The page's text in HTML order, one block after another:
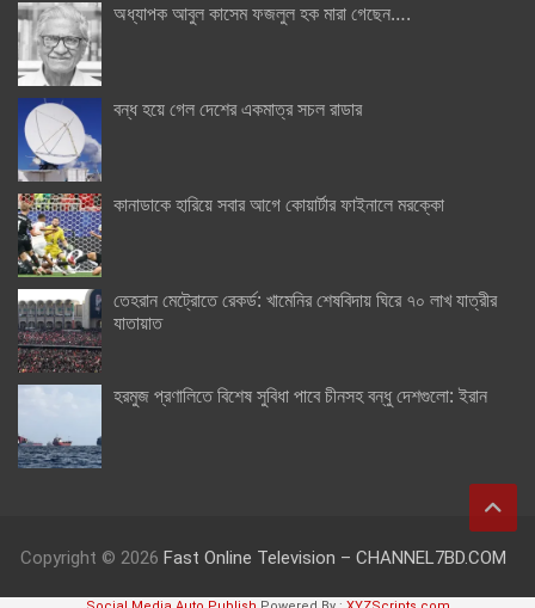
অধ্যাপক আবুল কাসেম ফজলুল হক মারা গেছেন….
বন্ধ হয়ে গেল দেশের একমাত্র সচল রাডার
কানাডাকে হারিয়ে সবার আগে কোয়ার্টার ফাইনালে মরক্কো
তেহরান মেট্রোতে রেকর্ড: খামেনির শেষবিদায় ঘিরে ৭০ লাখ যাত্রীর
যাতায়াত
হরমুজ প্রণালিতে বিশেষ সুবিধা পাবে চীনসহ বন্ধু দেশগুলো: ইরান
Copyright © 2026 Fast Online Television – CHANNEL7BD.COM